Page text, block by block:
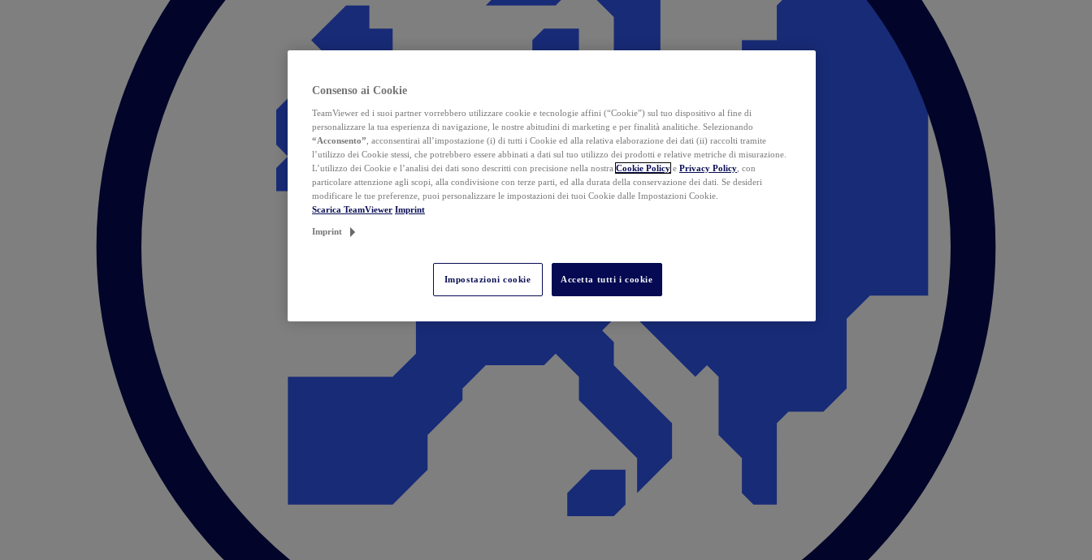
Consenso ai Cookie
TeamViewer ed i suoi partner vorrebbero utilizzare cookie e tecnologie affini (“Cookie”) sul tuo dispositivo al fine di
personalizzare la tua esperienza di navigazione, le nostre abitudini di marketing e per finalità analitiche. Selezionando
“Acconsento” , acconsentirai all’impostazione (i) di tutti i Cookie ed alla relativa elaborazione dei dati (ii) raccolti tramite
l’utilizzo dei Cookie stessi, che potrebbero essere abbinati a dati sul tuo utilizzo dei prodotti e relative metriche di misurazione.
L’utilizzo dei Cookie e l’analisi dei dati sono descritti con precisione nella nostra Cookie Policy e Privacy Policy , con
particolare attenzione agli scopi, alla condivisione con terze parti, ed alla durata della conservazione dei dati. Se desideri
modificare le tue preferenze, puoi personalizzare le impostazioni dei tuoi Cookie dalle Impostazioni Cookie.
Scarica TeamViewer Imprint
Imprint
Impostazioni cookie Accetta tutti i cookie